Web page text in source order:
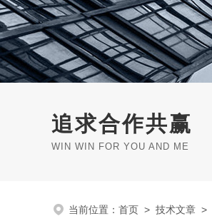
追求合作共赢
WIN WIN FOR YOU AND ME
当前位置： 首页 > 技术文章 >